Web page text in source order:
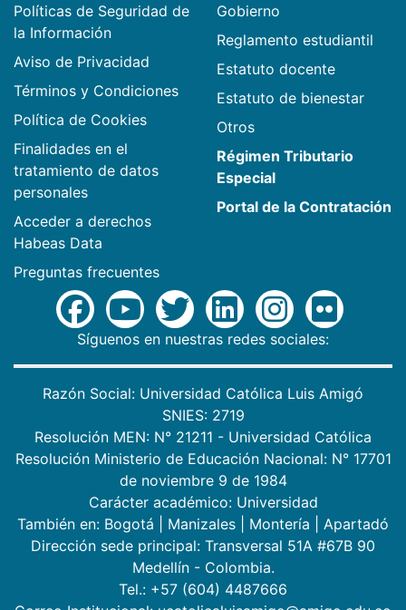
Políticas de Seguridad de
la Información
Aviso de Privacidad
Términos y Condiciones
Política de Cookies
Finalidades en el
tratamiento de datos
personales
Acceder a derechos
Habeas Data
Preguntas frecuentes
Gobierno
Reglamento estudiantil
Estatuto docente
Estatuto de bienestar
Otros
Régimen Tributario
Especial
Portal de la Contratación
Síguenos en nuestras redes sociales:
Razón Social: Universidad Católica Luis Amigó
SNIES: 2719
Resolución MEN: N° 21211 - Universidad Católica
Resolución Ministerio de Educación Nacional: N° 17701
de noviembre 9 de 1984
Carácter académico: Universidad
También en: Bogotá Manizales Montería
Apartadó
Dirección sede principal: Transversal 51A #67B 90
Medellín - Colombia.
Tel.: +57 (604) 4487666